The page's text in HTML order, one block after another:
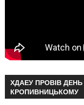
ХДАЕУ ПРОВІВ ДЕНЬ
КРОПИВНИЦЬКОМУ